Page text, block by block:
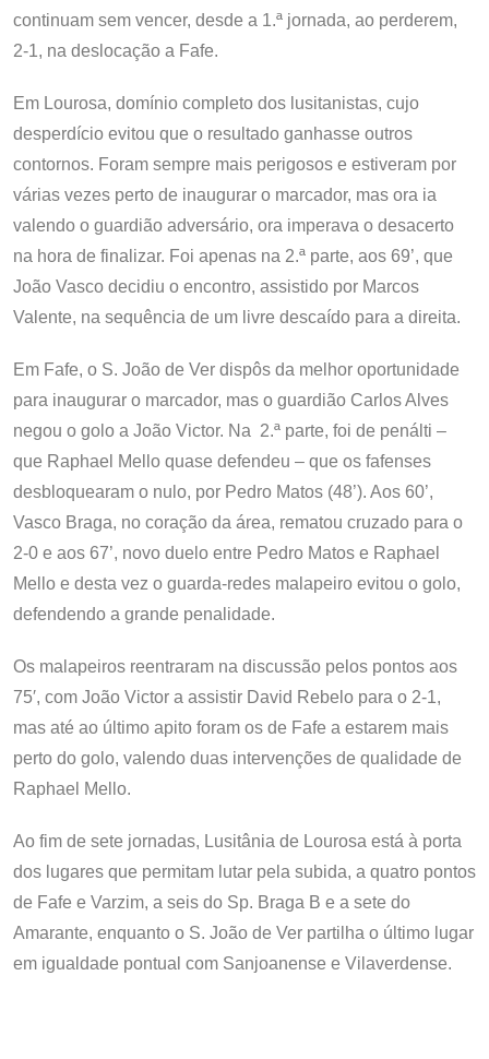
continuam sem vencer, desde a 1.ª jornada, ao perderem,
2-1, na deslocação a Fafe.
Em Lourosa, domínio completo dos lusitanistas, cujo
desperdício evitou que o resultado ganhasse outros
contornos. Foram sempre mais perigosos e estiveram por
várias vezes perto de inaugurar o marcador, mas ora ia
valendo o guardião adversário, ora imperava o desacerto
na hora de finalizar. Foi apenas na 2.ª parte, aos 69’, que
João Vasco decidiu o encontro, assistido por Marcos
Valente, na sequência de um livre descaído para a direita.
Em Fafe, o S. João de Ver dispôs da melhor oportunidade
para inaugurar o marcador, mas o guardião Carlos Alves
negou o golo a João Victor. Na 2.ª parte, foi de penálti –
que Raphael Mello quase defendeu – que os fafenses
desbloquearam o nulo, por Pedro Matos (48’). Aos 60’,
Vasco Braga, no coração da área, rematou cruzado para o
2-0 e aos 67’, novo duelo entre Pedro Matos e Raphael
Mello e desta vez o guarda-redes malapeiro evitou o golo,
defendendo a grande penalidade.
Os malapeiros reentraram na discussão pelos pontos aos
75′, com João Victor a assistir David Rebelo para o 2-1,
mas até ao último apito foram os de Fafe a estarem mais
perto do golo, valendo duas intervenções de qualidade de
Raphael Mello.
Ao fim de sete jornadas, Lusitânia de Lourosa está à porta
dos lugares que permitam lutar pela subida, a quatro pontos
de Fafe e Varzim, a seis do Sp. Braga B e a sete do
Amarante, enquanto o S. João de Ver partilha o último lugar
em igualdade pontual com Sanjoanense e Vilaverdense.